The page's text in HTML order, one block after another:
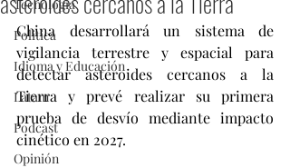
Tecnología
Politica
Idioma y Educación
Latam
Podcast
Opinión
China desarrollará un sistema de
vigilancia terrestre y espacial para
detectar asteroides cercanos a la
Tierra y prevé realizar su primera
prueba de desvío mediante impacto
cinético en 2027.